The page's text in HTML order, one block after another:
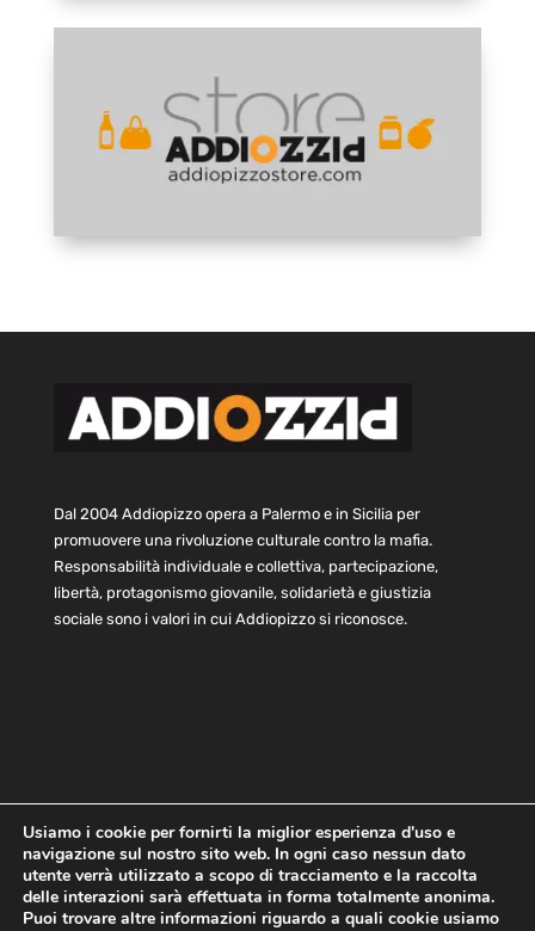
Dal 2004 Addiopizzo opera a Palermo e in Sicilia per
promuovere una rivoluzione culturale contro la mafia.
Responsabilità individuale e collettiva, partecipazione,
libertà, protagonismo giovanile, solidarietà e giustizia
sociale sono i valori in cui Addiopizzo si riconosce.
Home Statuto e bilancio
Contatti
Privacy
Cookie Child Protection Policy
Usiamo i cookie per fornirti la miglior esperienza d'uso e
navigazione sul nostro sito web. In ogni caso nessun dato
utente verrà utilizzato a scopo di tracciamento e la raccolta
delle interazioni sarà effettuata in forma totalmente anonima.
Puoi trovare altre informazioni riguardo a quali cookie usiamo